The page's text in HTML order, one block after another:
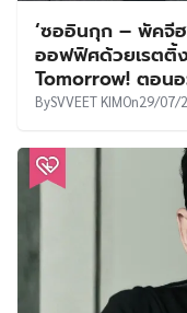
‘ซออินกุก – พัคจีฮ
ออฟฟิศด้วยเรตติ้
Tomorrow! ตอน
BySVVEET KIMOn29/07/